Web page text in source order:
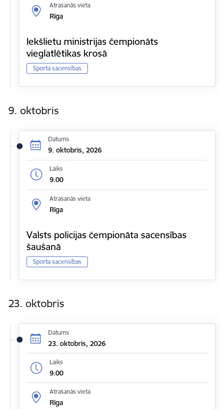
Atrašanās vieta
Rīga
Iekšlietu ministrijas čempionāts
vieglatlētikas krosā
Sporta sacensības
9. oktobris
Datums
9. oktobris, 2026
Laiks
9.00
Atrašanās vieta
Rīga
Valsts policijas čempionāta sacensības
šaušanā
Sporta sacensības
23. oktobris
Datums
23. oktobris, 2026
Laiks
9.00
Atrašanās vieta
Rīga